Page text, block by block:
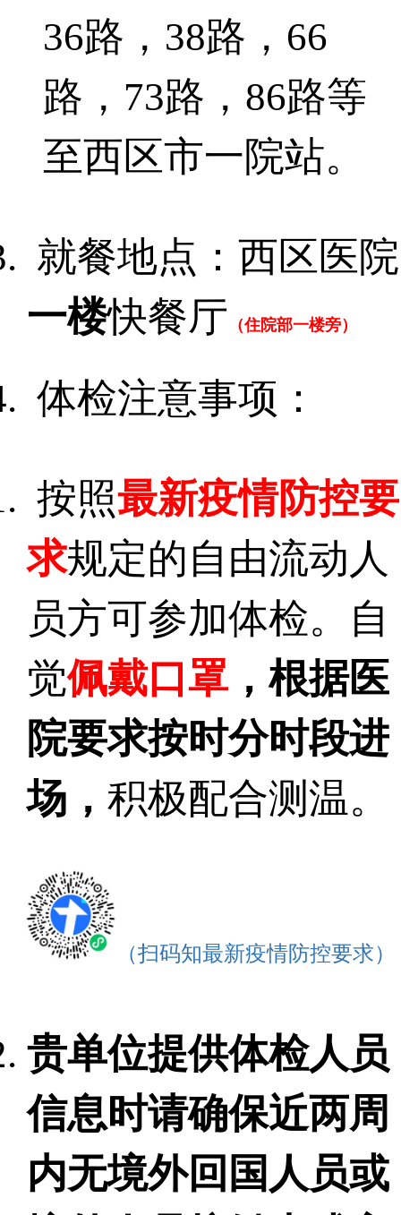
36路， 38路， 66
路， 73路， 86路等
至西区市一院站。
就餐地点：西区医院
一楼快餐厅 （住院部一楼旁）
体检注意事项：
按照最新疫情防控要
求规定的自由流动人
员方可参加体检。自
觉佩戴口罩 ，根据医
院要求按时分时段进
场， 积极配合测温。
（扫码知最新疫情防控要求）
贵单位提供体检人员
信息时请确保近两周
内无境外回国人员或